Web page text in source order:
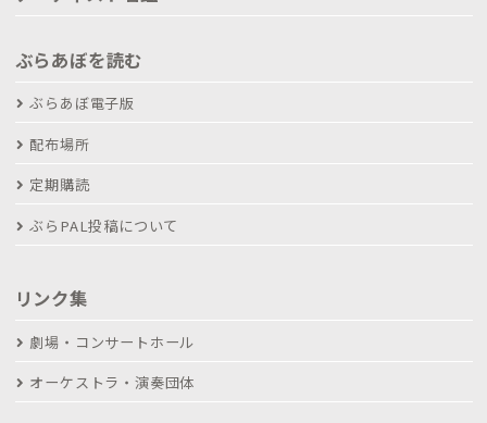
ぶらあぼを読む
ぶらあぼ電子版
配布場所
定期購読
ぶらPAL投稿について
リンク集
劇場・コンサートホール
オーケストラ・演奏団体